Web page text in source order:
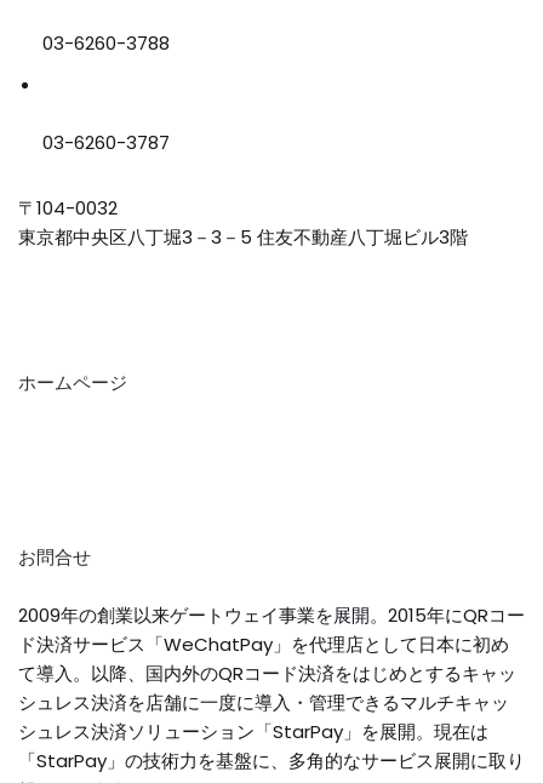
03-6260-3788
03-6260-3787
〒104-0032
東京都中央区八丁堀3－3－5 住友不動産八丁堀ビル3階
ホームページ
お問合せ
2009年の創業以来ゲートウェイ事業を展開。2015年にQRコー
ド決済サービス「WeChatPay」を代理店として日本に初め
て導入。以降、国内外のQRコード決済をはじめとするキャッ
シュレス決済を店舗に一度に導入・管理できるマルチキャッ
シュレス決済ソリューション「StarPay」を展開。現在は
「StarPay」の技術力を基盤に、多角的なサービス展開に取り